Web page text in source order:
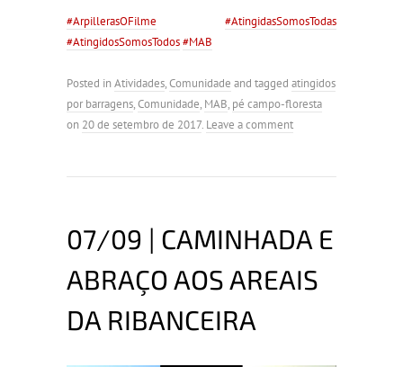
#ArpillerasOFilme
#AtingidasSomosTodas
#AtingidosSomosTodos#MAB
Posted inAtividades,Comunidade and tagged atingidos
por barragens,Comunidade, MAB, pé campo-floresta
on 20 de setembro de 2017. Leave a comment
07/09 | CAMINHADA E
ABRAÇO AOS AREAIS
DA RIBANCEIRA